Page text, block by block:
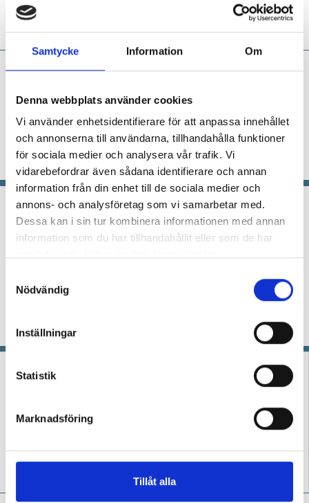
Samtycke Information Om
Denna webbplats använder cookies
Vi använder enhetsidentifierare för att anpassa innehållet
och annonserna till användarna, tillhandahålla funktioner
för sociala medier och analysera vår trafik. Vi
vidarebefordrar även sådana identifierare och annan
information från din enhet till de sociala medier och
annons- och analysföretag som vi samarbetar med.
Dessa kan i sin tur kombinera informationen med annan
information som du har tillhandahållit eller som de har
Nödvändig
Inställningar
Statistik
Marknadsföring
Tillåt alla
dag är högskoleforskare och uppmuntrar fler
att pröva vingarna.
Niclas Fohlin:Lägg ner
plocka upp pennan!
genom att dela ut skrivuppgifter, menar
specialläraren Niclas Fohlin.
Niclas Fohlin:
Historielösheten är skolans
fiende
ens våra fängelser – utan de kriminella gängen.
skriver specialläraren Niclas Fohlin.
”Vi skapar allianser med
föräldrarna”
Slutreplik: ”Vi måste dela
både ilskan och
handlingskraften”